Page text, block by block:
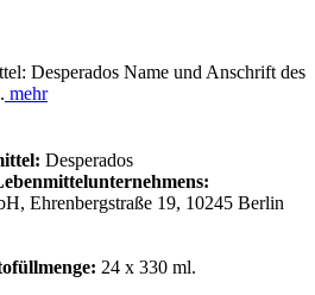
Desperados Name und Anschrift des
mehr
Desperados
Ehrenbergstraße 19, 10245 Berlin
24 x 330 ml.